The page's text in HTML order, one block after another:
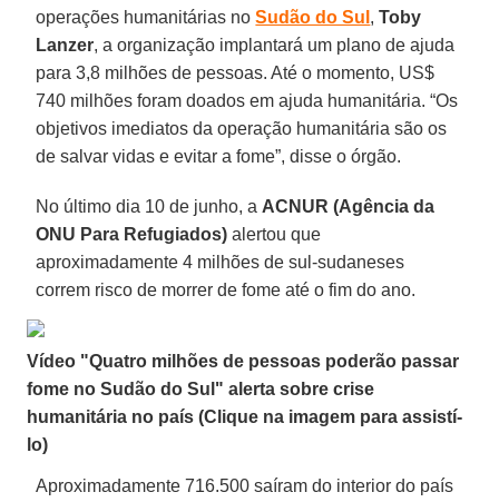
operações humanitárias noSudão do Sul ,Toby
Lanzer, a organização implantará um plano de ajuda
para 3,8 milhões de pessoas. Até o momento, US$
740 milhões foram doados em ajuda humanitária. “Os
objetivos imediatos da operação humanitária são os
de salvar vidas e evitar a fome”, disse o órgão.
No último dia 10 de junho, a ACNUR (Agência da
ONU Para Refugiados) alertou que
aproximadamente 4 milhões de sul-sudaneses
correm risco de morrer de fome até o fim do ano.
Vídeo "Quatro milhões de pessoas poderão passar
fome no Sudão do Sul" alerta sobre crise
humanitária no país (Clique na imagem para assistí-
lo)
Aproximadamente 716.500 saíram do interior do país